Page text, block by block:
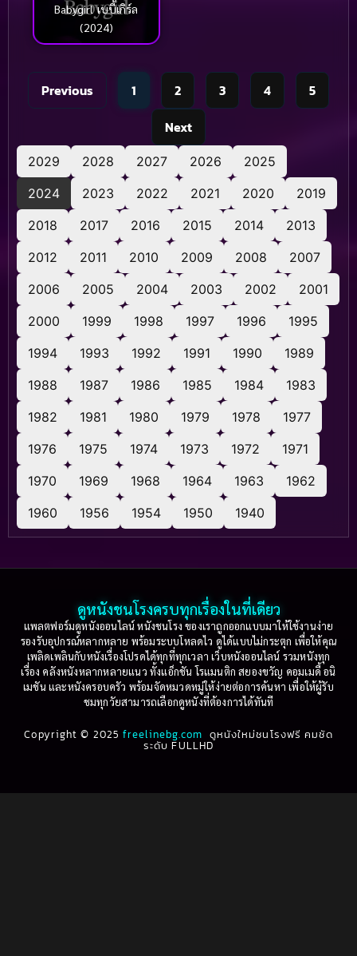
2029 2028 2027 2026
2025
2024
2023 2022 2021 2020
2019
2018
2017 2016 2015 2014
2013
2012
2011 2010 2009 2008
2007
2006
2005 2004 2003 2002
2001
2000
1999 1998 1997 1996
1995
1994
1993 1992 1991 1990
1989
1988
1987 1986 1985 1984
1983
1982
1981 1980 1979 1978
1977
1976
1975 1974 1973 1972
1971
1970
1969 1968 1964 1963
1962
1960
1956 1954 1950 1940
Babygirl เบบี้เกิร์ล
(2024)
Previous 1 2 3 4
5
Next
ดูหนังชนโรงครบทุกเรื่องในที่เดียว
แพลตฟอร์มดูหนังออนไลน์ หนังชนโรง ของเราถูกออกแบบมาให้ใช้งานง่าย
รองรับอุปกรณ์หลากหลาย พร้อมระบบโหลดไว ดูได้แบบไม่กระตุก เพื่อให้คุณ
เพลิดเพลินกับหนังเรื่องโปรดได้ทุกที่ทุกเวลา เว็บหนังออนไลน์ รวมหนังทุก
เรื่อง คลังหนังหลากหลายแนว ทั้งแอ็กชัน โรแมนติก สยองขวัญ คอมเมดี้ อนิ
เมชัน และหนังครอบครัว พร้อมจัดหมวดหมู่ให้ง่ายต่อการค้นหา เพื่อให้ผู้รับ
ชมทุกวัยสามารถเลือกดูหนังที่ต้องการได้ทันที
Copyright © 2025freelinebg.com ดูหนังใหม่ชนโรงฟรี คมชัด
ระดับ FULLHD